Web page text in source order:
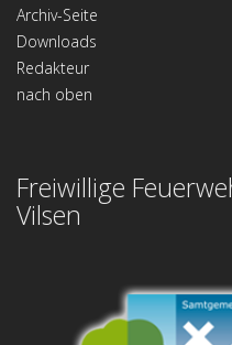
Archiv-Seite
Downloads
Redakteur
nach oben
Freiwillige
Vilsen